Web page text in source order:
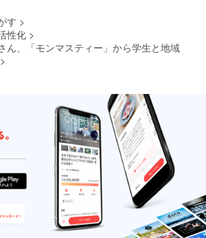
す >
性化 >
ん、「モンマスティー」から学生と地域
>